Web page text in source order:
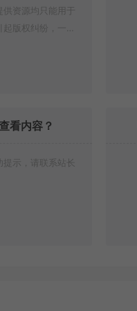
供资源均只能用于
版权纠纷，一切
看内容？
示，请联系站长